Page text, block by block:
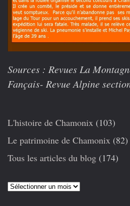
Sources : Revues La
Fançais- Revue Alpine
L'histoire de Chamonix (103)
Le patrimoine de Chamonix (82)
Tous les articles du blog (174)
Articles